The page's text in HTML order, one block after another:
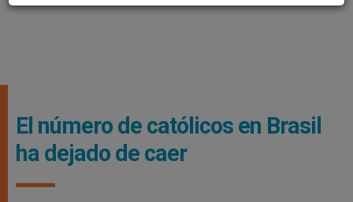
El número de católicos en Brasil
ha dejado de caer